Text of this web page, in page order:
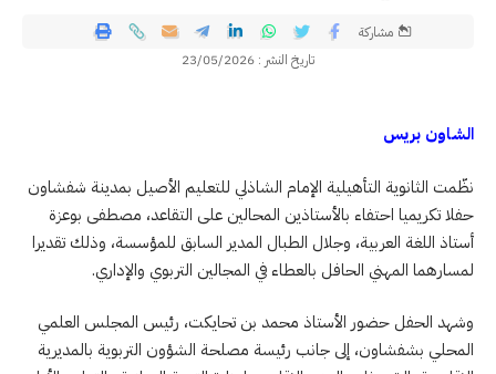
تاريخ النشر : 23/05/2026
مشاركة
الشاون بريس
نظّمت الثانوية التأهيلية الإمام الشاذلي للتعليم الأصيل بمدينة شفشاون
حفلا تكريميا احتفاء بالأستاذين المحالين على التقاعد، مصطفى بوعزة
أستاذ اللغة العربية، وجلال الطبال المدير السابق للمؤسسة، وذلك تقديرا
لمسارهما المهني الحافل بالعطاء في المجالين التربوي والإداري.
وشهد الحفل حضور الأستاذ محمد بن تحايكت، رئيس المجلس العلمي
المحلي بشفشاون، إلى جانب رئيسة مصلحة الشؤون التربوية بالمديرية